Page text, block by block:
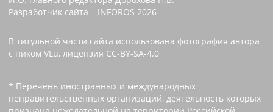
Разработчик сайта – INFOROS 2026
В титульной части сайта использована фотография автора
с ником VLu, лицензия CC-BY-SA-4.0
* Перечень иностранных и международных
неправительственных организаций, деятельность которых